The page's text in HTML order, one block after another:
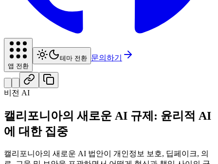
앱 전환
테마 전환 문의하기
비전 AI
캘리포니아의 새로운 AI 규제: 윤리적 AI
에 대한 집중
캘리포니아의 새로운 AI 법안이 개인정보 보호, 딥페이크, 의